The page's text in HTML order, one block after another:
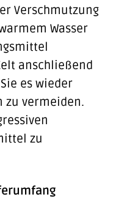
Verschmutzung
Wasser
anschließend
es wieder
zu vermeiden.
zu